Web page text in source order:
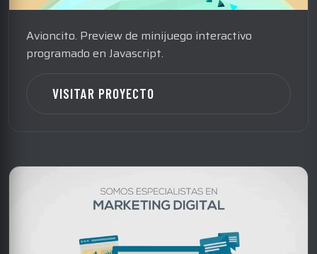
Avioncito. Preview de minijuego interactivo
programado en Javascript.
VISITAR PROYECTO